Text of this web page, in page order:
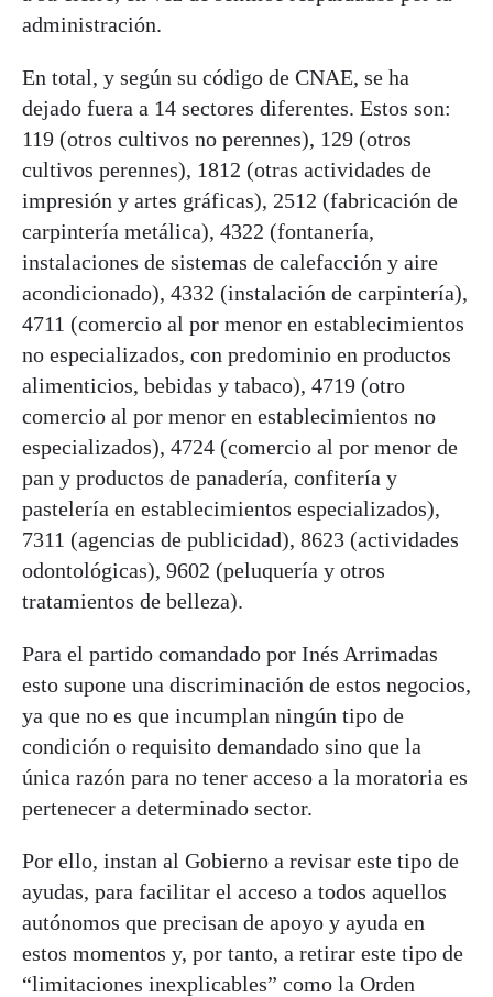
administración.
En total, y según su código de CNAE, se ha
dejado fuera a 14 sectores diferentes. Estos son:
119 (otros cultivos no perennes), 129 (otros
cultivos perennes), 1812 (otras actividades de
impresión y artes gráficas), 2512 (fabricación de
carpintería metálica), 4322 (fontanería,
instalaciones de sistemas de calefacción y aire
acondicionado), 4332 (instalación de carpintería),
4711 (comercio al por menor en establecimientos
no especializados, con predominio en productos
alimenticios, bebidas y tabaco), 4719 (otro
comercio al por menor en establecimientos no
especializados), 4724 (comercio al por menor de
pan y productos de panadería, confitería y
pastelería en establecimientos especializados),
7311 (agencias de publicidad), 8623 (actividades
odontológicas), 9602 (peluquería y otros
tratamientos de belleza).
Para el partido comandado por Inés Arrimadas
esto supone una discriminación de estos negocios,
ya que no es que incumplan ningún tipo de
condición o requisito demandado sino que la
única razón para no tener acceso a la moratoria es
pertenecer a determinado sector.
Por ello, instan al Gobierno a revisar este tipo de
ayudas, para facilitar el acceso a todos aquellos
autónomos que precisan de apoyo y ayuda en
estos momentos y, por tanto, a retirar este tipo de
“limitaciones inexplicables” como la Orden